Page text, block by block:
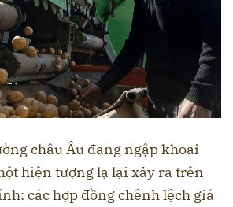
châu Âu đang ngập khoai
hiện tượng lạ lại xảy ra trên
các hợp đồng chênh lệch giá